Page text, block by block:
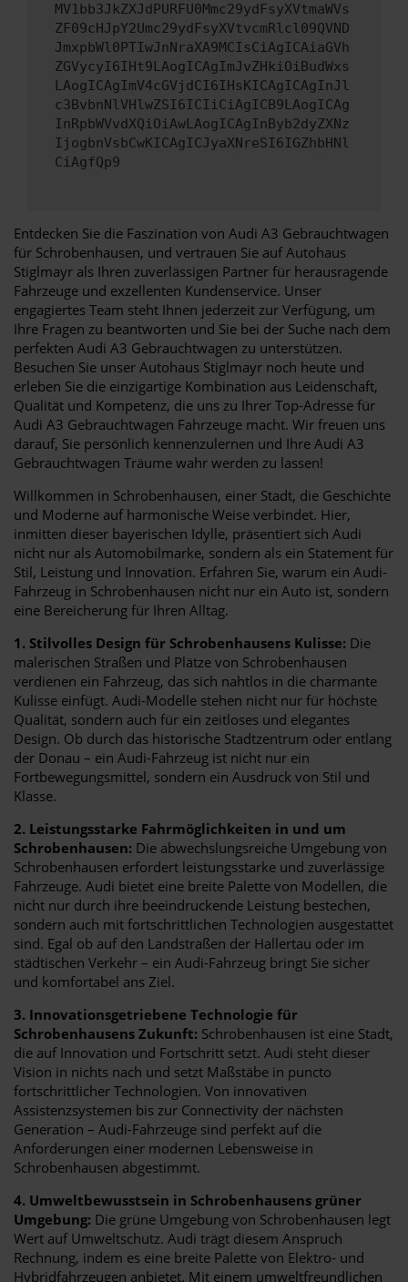
MV1bb3JkZXJdPURFU0Mmc29ydFsyXVtmaWVs
ZF09cHJpY2Umc29ydFsyXVtvcmRlcl09QVND
JmxpbWl0PTIwJnNraXA9MCIsCiAgICAiaGVh
ZGVycyI6IHt9LAogICAgImJvZHkiOiBudWxs
LAogICAgImV4cGVjdCI6IHsKICAgICAgInJl
c3BvbnNlVHlwZSI6ICIiCiAgICB9LAogICAg
InRpbWVvdXQiOiAwLAogICAgInByb2dyZXNz
IjogbnVsbCwKICAgICJyaXNreSI6IGZhbHNl
CiAgfQp9
Entdecken Sie die Faszination von Audi A3 Gebrauchtwagen
für Schrobenhausen, und vertrauen Sie auf Autohaus
Stiglmayr als Ihren zuverlässigen Partner für herausragende
Fahrzeuge und exzellenten Kundenservice. Unser
engagiertes Team steht Ihnen jederzeit zur Verfügung, um
Ihre Fragen zu beantworten und Sie bei der Suche nach dem
perfekten Audi A3 Gebrauchtwagen zu unterstützen.
Besuchen Sie unser Autohaus Stiglmayr noch heute und
erleben Sie die einzigartige Kombination aus Leidenschaft,
Qualität und Kompetenz, die uns zu Ihrer Top-Adresse für
Audi A3 Gebrauchtwagen Fahrzeuge macht. Wir freuen uns
darauf, Sie persönlich kennenzulernen und Ihre Audi A3
Gebrauchtwagen Träume wahr werden zu lassen!
Willkommen in Schrobenhausen, einer Stadt, die Geschichte
und Moderne auf harmonische Weise verbindet. Hier,
inmitten dieser bayerischen Idylle, präsentiert sich Audi
nicht nur als Automobilmarke, sondern als ein Statement für
Stil, Leistung und Innovation. Erfahren Sie, warum ein Audi-
Fahrzeug in Schrobenhausen nicht nur ein Auto ist, sondern
eine Bereicherung für Ihren Alltag.
1. Stilvolles Design für Schrobenhausens Kulisse: Die
malerischen Straßen und Plätze von Schrobenhausen
verdienen ein Fahrzeug, das sich nahtlos in die charmante
Kulisse einfügt. Audi-Modelle stehen nicht nur für höchste
Qualität, sondern auch für ein zeitloses und elegantes
Design. Ob durch das historische Stadtzentrum oder entlang
der Donau – ein Audi-Fahrzeug ist nicht nur ein
Fortbewegungsmittel, sondern ein Ausdruck von Stil und
Klasse.
2. Leistungsstarke Fahrmöglichkeiten in und um
Schrobenhausen: Die abwechslungsreiche Umgebung von
Schrobenhausen erfordert leistungsstarke und zuverlässige
Fahrzeuge. Audi bietet eine breite Palette von Modellen, die
nicht nur durch ihre beeindruckende Leistung bestechen,
sondern auch mit fortschrittlichen Technologien ausgestattet
sind. Egal ob auf den Landstraßen der Hallertau oder im
städtischen Verkehr – ein Audi-Fahrzeug bringt Sie sicher
und komfortabel ans Ziel.
3. Innovationsgetriebene Technologie für
Schrobenhausens Zukunft: Schrobenhausen ist eine Stadt,
die auf Innovation und Fortschritt setzt. Audi steht dieser
Vision in nichts nach und setzt Maßstäbe in puncto
fortschrittlicher Technologien. Von innovativen
Assistenzsystemen bis zur Connectivity der nächsten
Generation – Audi-Fahrzeuge sind perfekt auf die
Anforderungen einer modernen Lebensweise in
Schrobenhausen abgestimmt.
4. Umweltbewusstsein in Schrobenhausens grüner
Umgebung: Die grüne Umgebung von Schrobenhausen legt
Wert auf Umweltschutz. Audi trägt diesem Anspruch
Rechnung, indem es eine breite Palette von Elektro- und
Hybridfahrzeugen anbietet. Mit einem umweltfreundlichen